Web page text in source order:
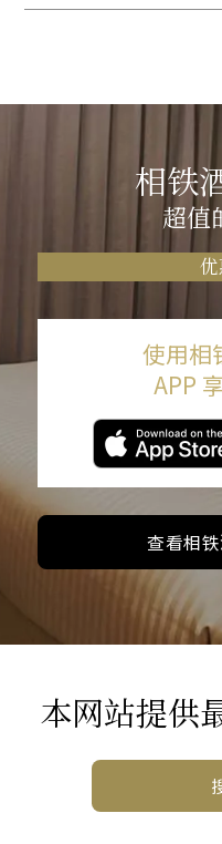
相铁
超值
优
使用相
APP
查看相
本网站提供